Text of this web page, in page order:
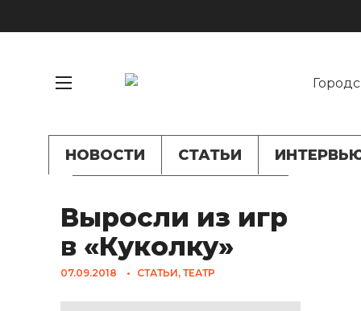
НОВОСТИ СТАТЬИ
Выросли из игр
в «Куколку»
07.09.2018 • СТАТЬИ, ТЕАТР